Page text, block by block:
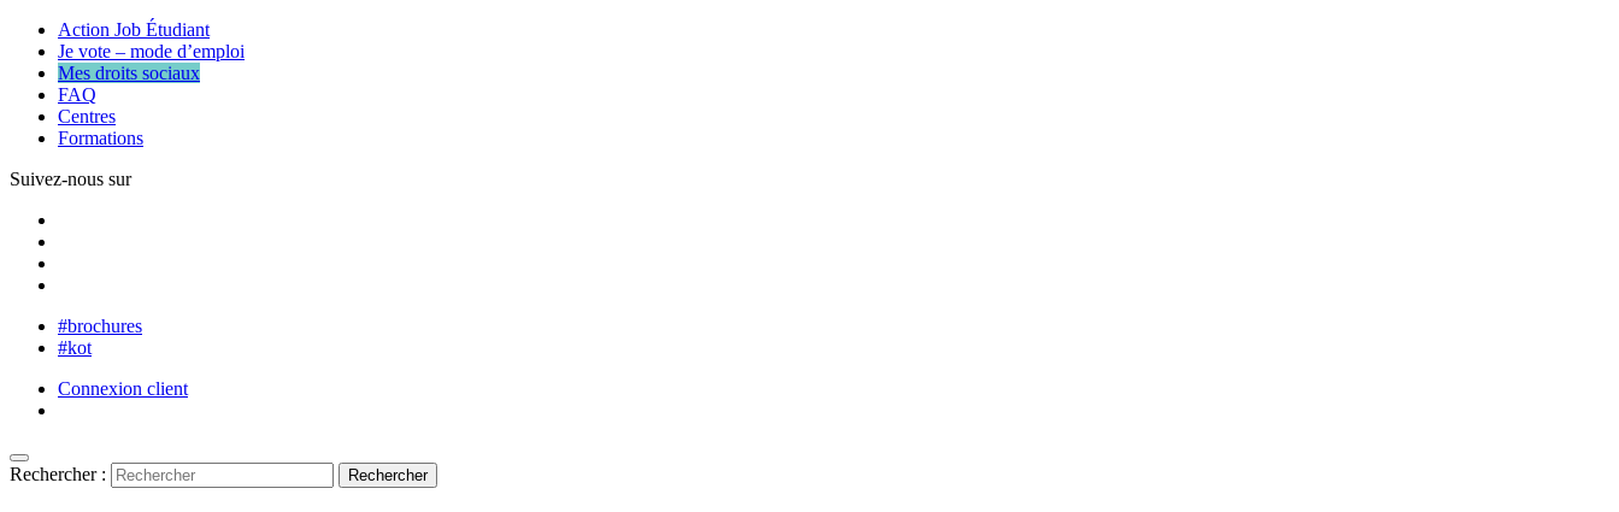
Action Job Étudiant
Je vote – mode d’emploi
Mes droits sociaux
FAQ
Centres
Formations
Suivez-nous sur
#brochures
#kot
Connexion client
Rechercher :